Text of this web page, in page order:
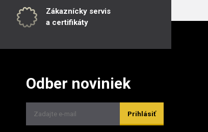
Zákaznícky servis
a certifikáty
Odber noviniek
Prihlásiť